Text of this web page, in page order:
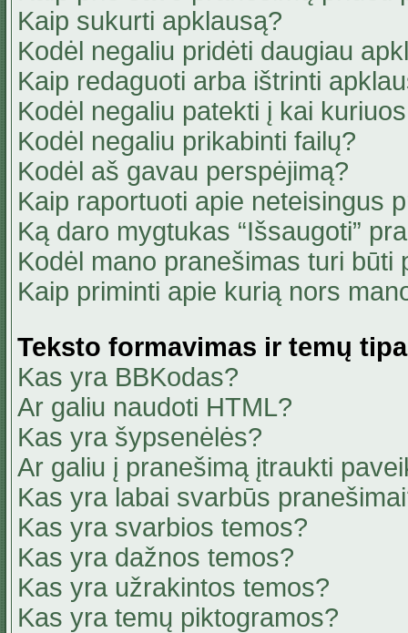
Kaip sukurti apklausą?
Kodėl negaliu pridėti daugiau
Kaip redaguoti arba ištrinti
Kodėl negaliu patekti į kai
Kodėl negaliu prikabinti failų?
Kodėl aš gavau perspėjimą?
Kaip raportuoti apie neteisingus
Ką daro mygtukas “Išsaugoti”
Kodėl mano pranešimas turi būti
Kaip priminti apie kurią nors
Teksto formavimas ir temų
Kas yra BBKodas?
Ar galiu naudoti HTML?
Kas yra šypsenėlės?
Ar galiu į pranešimą įtraukti
Kas yra labai svarbūs
Kas yra svarbios temos?
Kas yra dažnos temos?
Kas yra užrakintos temos?
Kas yra temų piktogramos?